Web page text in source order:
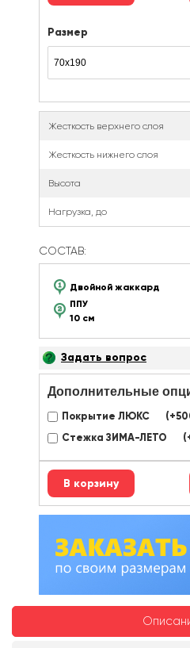
Размер
Жесткость верхнего слоя
Жесткость нижнего слоя
Высота
Нагрузка, до
СОСТАВ:
Двойной жаккард
ППУ
10 см
Задать вопрос
Дополнительные
Покрытие ЛЮКС
Стежка ЗИМА-ЛЕТО